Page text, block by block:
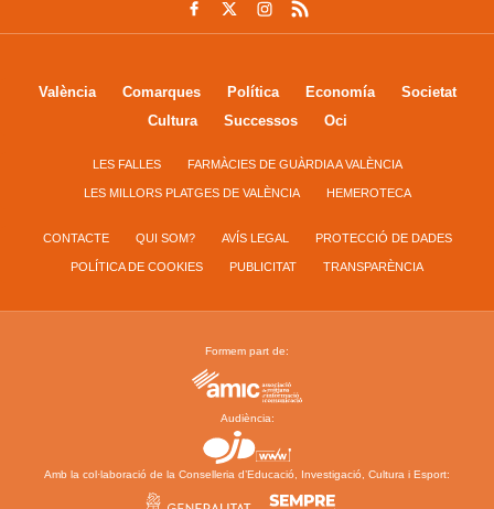
València Comarques Política Economía
Societat
Cultura
Successos Oci
LES FALLES FARMÀCIES DE GUÀRDIA A VALÈNCIA
LES MILLORS PLATGES DE VALÈNCIA HEMEROTECA
CONTACTE QUI SOM? AVÍS LEGAL PROTECCIÓ DE DADES
POLÍTICA DE COOKIES PUBLICITAT TRANSPARÈNCIA
Formem part de:
Audiència:
Amb la col·laboració de la Conselleria d’Educació, Investigació, Cultura i Esport: